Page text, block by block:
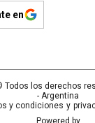
en
Todos los derechos
- Argentina
y condiciones y